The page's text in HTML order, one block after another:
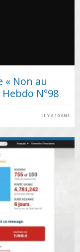
« Non au
N°98
IL Y A 10 ANS